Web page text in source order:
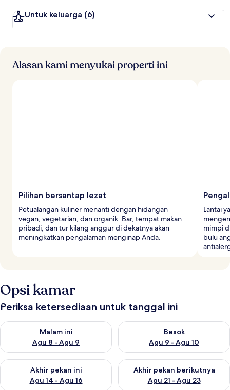
Untuk keluarga (6)
Alasan kami menyukai properti ini
Pilihan bersantap lezat
Petualangan kuliner menanti dengan hidangan
vegan, vegetarian, dan organik. Bar, tempat makan
pribadi, dan tur kilang anggur di dekatnya akan
meningkatkan pengalaman menginap Anda.
Lantai
mimpi
bulu
Opsi kamar
Periksa ketersediaan untuk tanggal ini
Malam ini
Agu 8 - Agu 9
Periksa ketersediaan untuk malam ini Agu 8 - Agu 9
Besok
Agu 9 - Agu 10
Periksa ketersediaan untuk
Akhir pekan ini
Agu 14 - Agu 16
Periksa ketersediaan untuk akhir pekan ini Agu 14 - Agu 16
Akhir pekan berikutnya
Agu 21 - Agu 23
Periksa ketersediaan untuk